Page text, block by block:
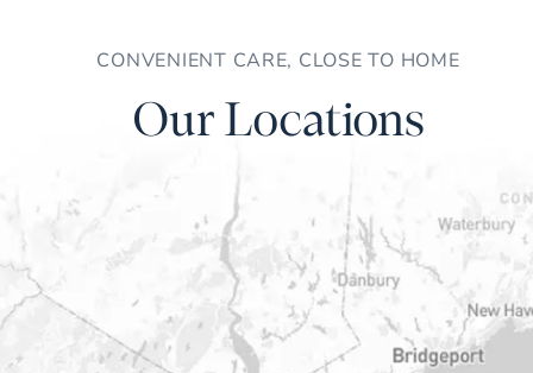
CONVENIENT CARE, CLOSE TO HOME
Our Locations